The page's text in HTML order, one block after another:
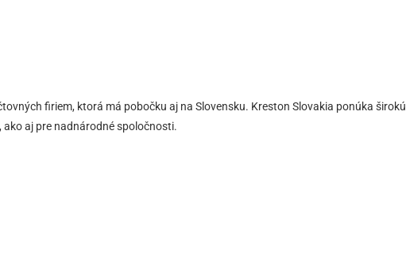
firiem, ktorá má pobočku aj na Slovensku. Kreston Slovakia ponúka širokú
ako aj pre nadnárodné spoločnosti.